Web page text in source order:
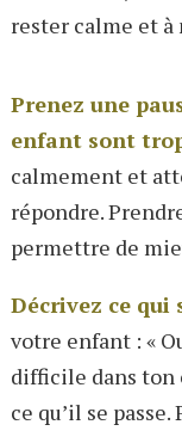
rester calme et à
Prenez une
enfant sont
calmement et
répondre.
permettre de
Décrivez ce qui
votre enfant : «
difficile dans ton
ce qu’il se